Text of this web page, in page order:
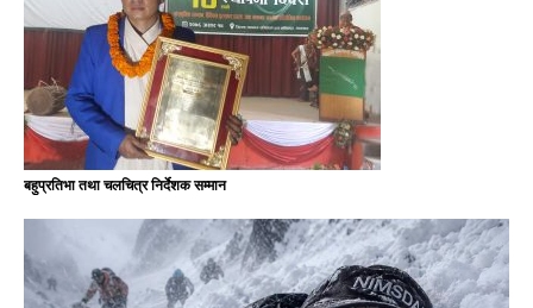
बहुप्रतिभा तथा चलचित्र निर्देशक सम्मान